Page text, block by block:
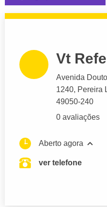
Vt
Avenida
1240, Pereira
49050-240
0 avaliações
Aberto agora
ver telefone